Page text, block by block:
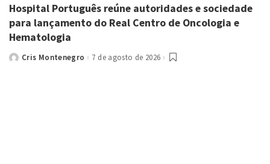
Hospital Português reúne autoridades e sociedade
para lançamento do Real Centro de Oncologia e
Hematologia
PostedCris Montenegro 7 de agosto de 2026